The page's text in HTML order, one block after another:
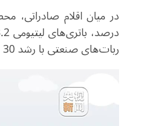
ربات‌های صنعتی با رشد 30 درصدی همراه بوده است.